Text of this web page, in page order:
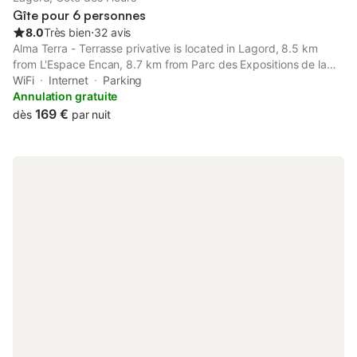
Gîte pour 6 personnes
8.0Très bien⋅32 avis
Alma Terra - Terrasse privative is located in Lagord, 8.5 km
from L'Espace Encan, 8.7 km from Parc des Expositions de la
Rochelle, and 4.2 km from La Rochelle Grosse Horloge.
WiFi Internet
Parking
Annulation gratuite
dès 169 € par nuit